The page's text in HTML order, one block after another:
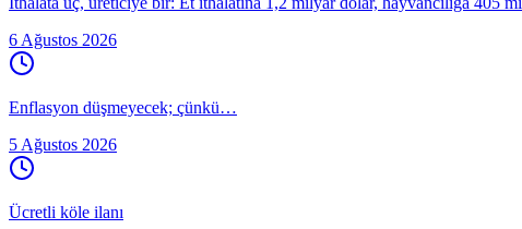
6 Ağustos 2026
Enflasyon düşmeyecek; çünkü…
5 Ağustos 2026
Ücretli köle ilanı